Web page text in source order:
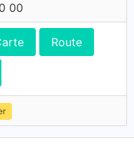
00
Route